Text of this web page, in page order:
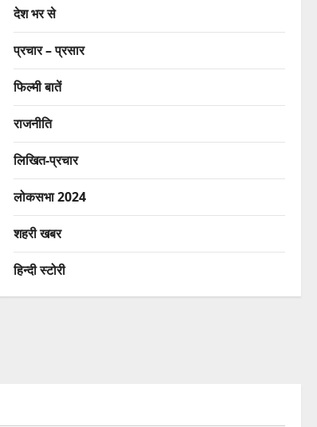
देश भर से
प्रचार – प्रसार
फिल्मी बातें
राजनीति
लिखित-प्रचार
लोकसभा 2024
शहरी खबर
हिन्दी स्टोरी